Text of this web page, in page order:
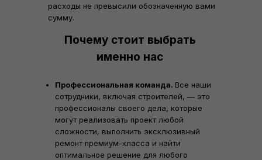
расходы не превысили обозначенную вами
сумму.
Почему стоит выбрать
именно нас
Профессиональная команда. Все наши
сотрудники, включая строителей, — это
профессионалы своего дела, которые
могут реализовать проект любой
сложности, выполнить эксклюзивный
ремонт премиум-класса и найти
оптимальное решение для любого